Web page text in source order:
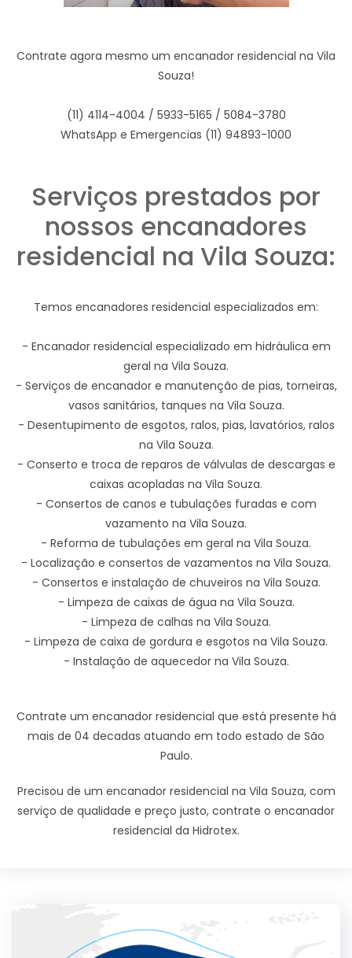
Contrate agora mesmo um encanador residencial na Vila
Souza!
(11) 4114-4004 / 5933-5165 / 5084-3780
WhatsApp e Emergencias (11) 94893-1000
Serviços prestados por
nossos encanadores
residencial na Vila Souza:
Temos encanadores residencial especializados em:
- Encanador residencial especializado em hidráulica em
geral na Vila Souza.
- Serviços de encanador e manutenção de pias, torneiras,
vasos sanitários, tanques na Vila Souza.
- Desentupimento de esgotos, ralos, pias, lavatórios, ralos
na Vila Souza.
- Conserto e troca de reparos de válvulas de descargas e
caixas acopladas na Vila Souza.
- Consertos de canos e tubulações furadas e com
vazamento na Vila Souza.
- Reforma de tubulações em geral na Vila Souza.
- Localização e consertos de vazamentos na Vila Souza.
- Consertos e instalação de chuveiros na Vila Souza.
- Limpeza de caixas de água na Vila Souza.
- Limpeza de calhas na Vila Souza.
- Limpeza de caixa de gordura e esgotos na Vila Souza.
- Instalação de aquecedor na Vila Souza.
Contrate um encanador residencial que está presente há
mais de 04 decadas atuando em todo estado de São
Paulo.
Precisou de um encanador residencial na Vila Souza, com
serviço de qualidade e preço justo, contrate o encanador
residencial da Hidrotex.